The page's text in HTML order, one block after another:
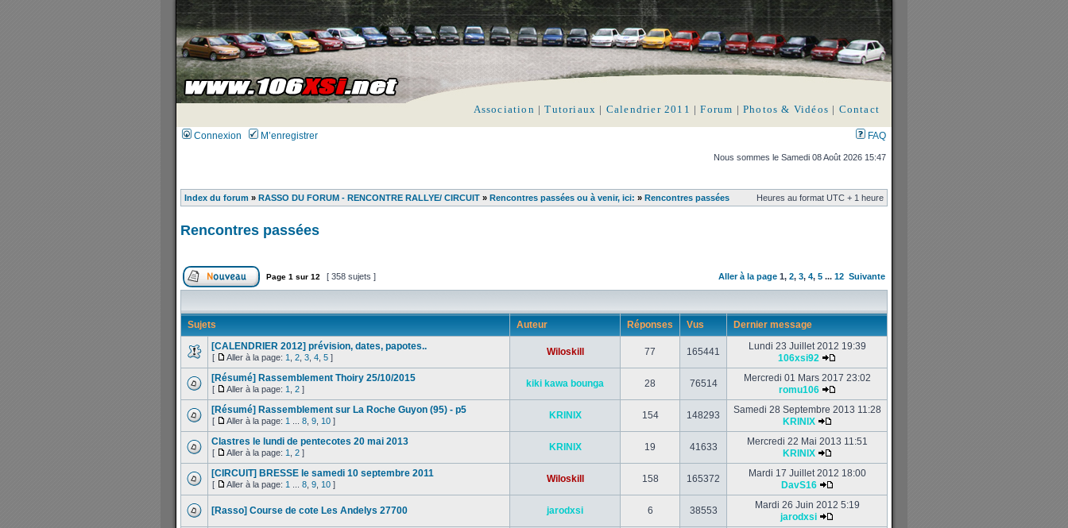
Association |Tutoriaux | Calendrier 2011 |Forum | Photos & Vidéos | Contact
Connexion M’enregistrer FAQ
Nous sommes le Samedi 08 Août 2026 15:47
Index du forum » RASSO DU FORUM - RENCONTRE RALLYE/ CIRCUIT » Rencontres passées ou à venir, ici: » Rencontres passées Heures au format UTC + 1 heure
Rencontres passées
Page 1 sur 12 [ 358 sujets ] Aller à la page 1, 2, 3, 4, 5 ... 12 Suivante
Sujets Auteur Réponses Vus
Dernier message
[CALENDRIER 2012] prévision, dates, papotes..
[ Aller à la page: 1 2 3 4 5 ] Wiloskill 77 165441
Lundi 23 Juillet 2012 19:39
106xsi92
[Résumé] Rassemblement Thoiry 25/10/2015
[ Aller à la page: 1 2 ] kiki kawa bounga 28 76514
Mercredi 01 Mars 2017 23:02
romu106
[Résumé] Rassemblement sur La Roche Guyon (95) - p5
[ Aller à la page: 1 8 9 10 ] KRINIX 154 148293
Samedi 28 Septembre 2013 11:28
KRINIX
Clastres le lundi de pentecotes 20 mai 2013
[ Aller à la page: 1 2 ] KRINIX 19 41633
Mercredi 22 Mai 2013 11:51
KRINIX
[CIRCUIT] BRESSE le samedi 10 septembre 2011
[ Aller à la page: 1 8 9 10 ] Wiloskill 158 165372
Mardi 17 Juillet 2012 18:00
DavS16
[Rasso] Course de cote Les Andelys 27700 jarodxsi 6 38553
Mardi 26 Juin 2012 5:19
jarodxsi